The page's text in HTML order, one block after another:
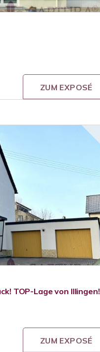
ZUM EXPOSÉ
TOP-Lage von Illingen!
ZUM EXPOSÉ